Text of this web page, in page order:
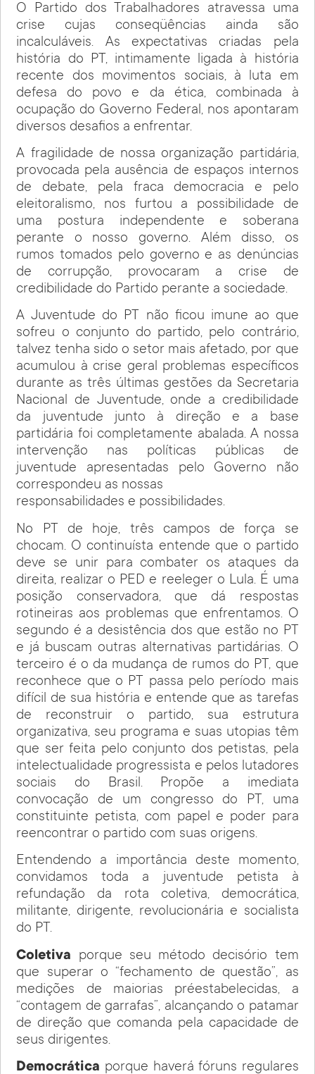
O Partido dos Trabalhadores atravessa uma
crise cujas conseqüências ainda são
incalculáveis. As expectativas criadas pela
história do PT, intimamente ligada à história
recente dos movimentos sociais, à luta em
defesa do povo e da ética, combinada à
ocupação do Governo Federal, nos apontaram
diversos desafios a enfrentar.
A fragilidade de nossa organização partidária,
provocada pela ausência de espaços internos
de debate, pela fraca democracia e pelo
eleitoralismo, nos furtou a possibilidade de
uma postura independente e soberana
perante o nosso governo. Além disso, os
rumos tomados pelo governo e as denúncias
de corrupção, provocaram a crise de
credibilidade do Partido perante a sociedade.
A Juventude do PT não ficou imune ao que
sofreu o conjunto do partido, pelo contrário,
talvez tenha sido o setor mais afetado, por que
acumulou à crise geral problemas específicos
durante as três últimas gestões da Secretaria
Nacional de Juventude, onde a credibilidade
da juventude junto à direção e a base
partidária foi completamente abalada. A nossa
intervenção nas políticas públicas de
juventude apresentadas pelo Governo não
correspondeu as nossas
responsabilidades e possibilidades.
No PT de hoje, três campos de força se
chocam. O continuísta entende que o partido
deve se unir para combater os ataques da
direita, realizar o PED e reeleger o Lula. É uma
posição conservadora, que dá respostas
rotineiras aos problemas que enfrentamos. O
segundo é a desistência dos que estão no PT
e já buscam outras alternativas partidárias. O
terceiro é o da mudança de rumos do PT, que
reconhece que o PT passa pelo período mais
difícil de sua história e entende que as tarefas
de reconstruir o partido, sua estrutura
organizativa, seu programa e suas utopias têm
que ser feita pelo conjunto dos petistas, pela
intelectualidade progressista e pelos lutadores
sociais do Brasil. Propõe a imediata
convocação de um congresso do PT, uma
constituinte petista, com papel e poder para
reencontrar o partido com suas origens.
Entendendo a importância deste momento,
convidamos toda a juventude petista à
refundação da rota coletiva, democrática,
militante, dirigente, revolucionária e socialista
do PT.
Coletiva porque seu método decisório tem
que superar o “fechamento de questão”, as
medições de maiorias préestabelecidas, a
“contagem de garrafas”, alcançando o patamar
de direção que comanda pela capacidade de
seus dirigentes.
Democrática porque haverá fóruns regulares